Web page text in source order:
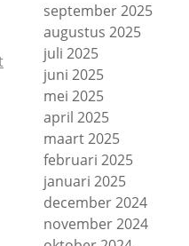
september 2025
augustus 2025
juli 2025
juni 2025
mei 2025
april 2025
maart 2025
februari 2025
januari 2025
december 2024
november 2024